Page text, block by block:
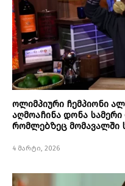
ოლიმპიური ჩემპიონი
აღმოაჩინა დონა
რომლებზეც მომავალში
4 მარტი, 2026